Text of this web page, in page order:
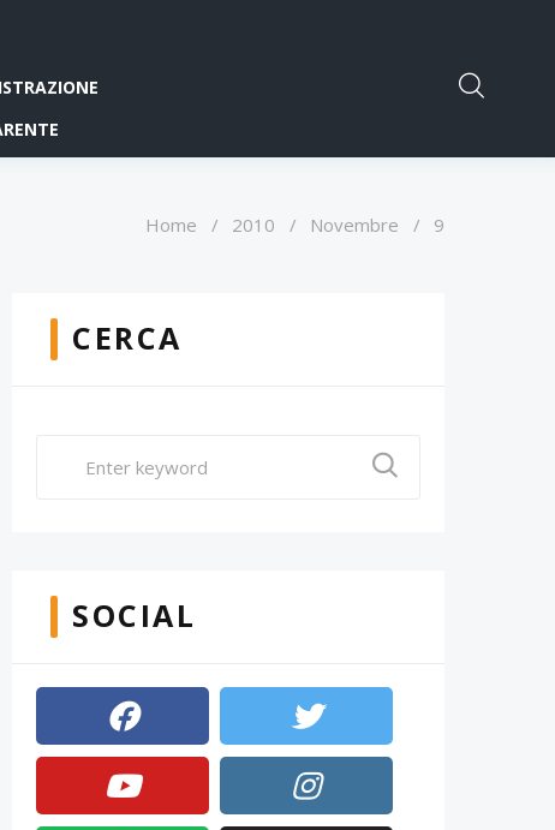
Home / 2010 / Novembre / 9
CERCA
SOCIAL